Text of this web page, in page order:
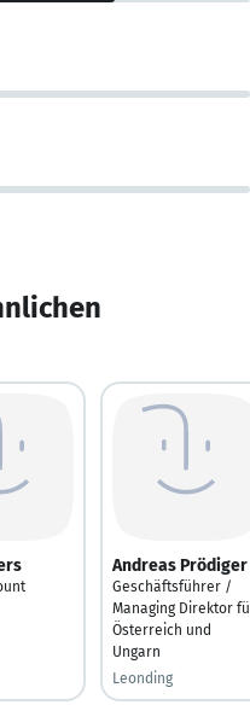
Andreas Prödiger
Geschäftsführer /
Managing Direktor
Österreich und
Ungarn
Leonding